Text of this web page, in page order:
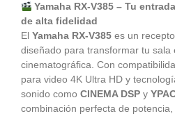
Yamaha RX-V385 – Tu
de alta fidelidad
El Yamaha RX-V385 es un
diseñado para transformar tu sala
cinematográfica. Con
para video 4K Ultra HD y
sonido como CINEMA DSP y
combinación perfecta de